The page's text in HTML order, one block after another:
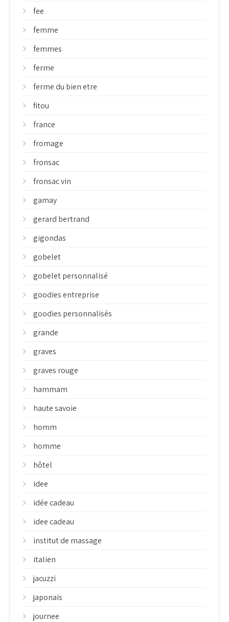
fee
femme
femmes
ferme
ferme du bien etre
fitou
france
fromage
fronsac
fronsac vin
gamay
gerard bertrand
gigondas
gobelet
gobelet personnalisé
goodies entreprise
goodies personnalisés
grande
graves
graves rouge
hammam
haute savoie
homm
homme
hôtel
idee
idée cadeau
idee cadeau
institut de massage
italien
jacuzzi
japonais
journee